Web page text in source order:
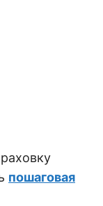
пошаговая